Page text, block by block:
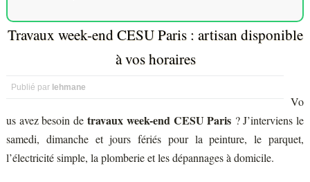
Travaux week-end CESU Paris : artisan disponible
à vos horaires
Publié par lehmane
Vo
us avez besoin de travaux week-end CESU Paris ? J’interviens le
samedi, dimanche et jours fériés pour la peinture, le parquet,
l’électricité simple, la plomberie et les dépannages à domicile.